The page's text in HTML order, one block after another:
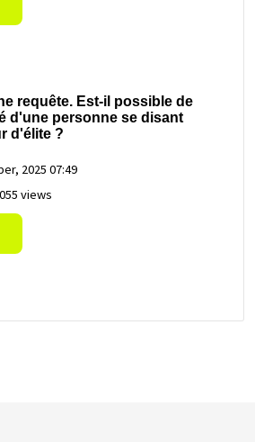
requête. Est-il possible de
d'une personne se disant
d'élite ?
2025 07:49
views